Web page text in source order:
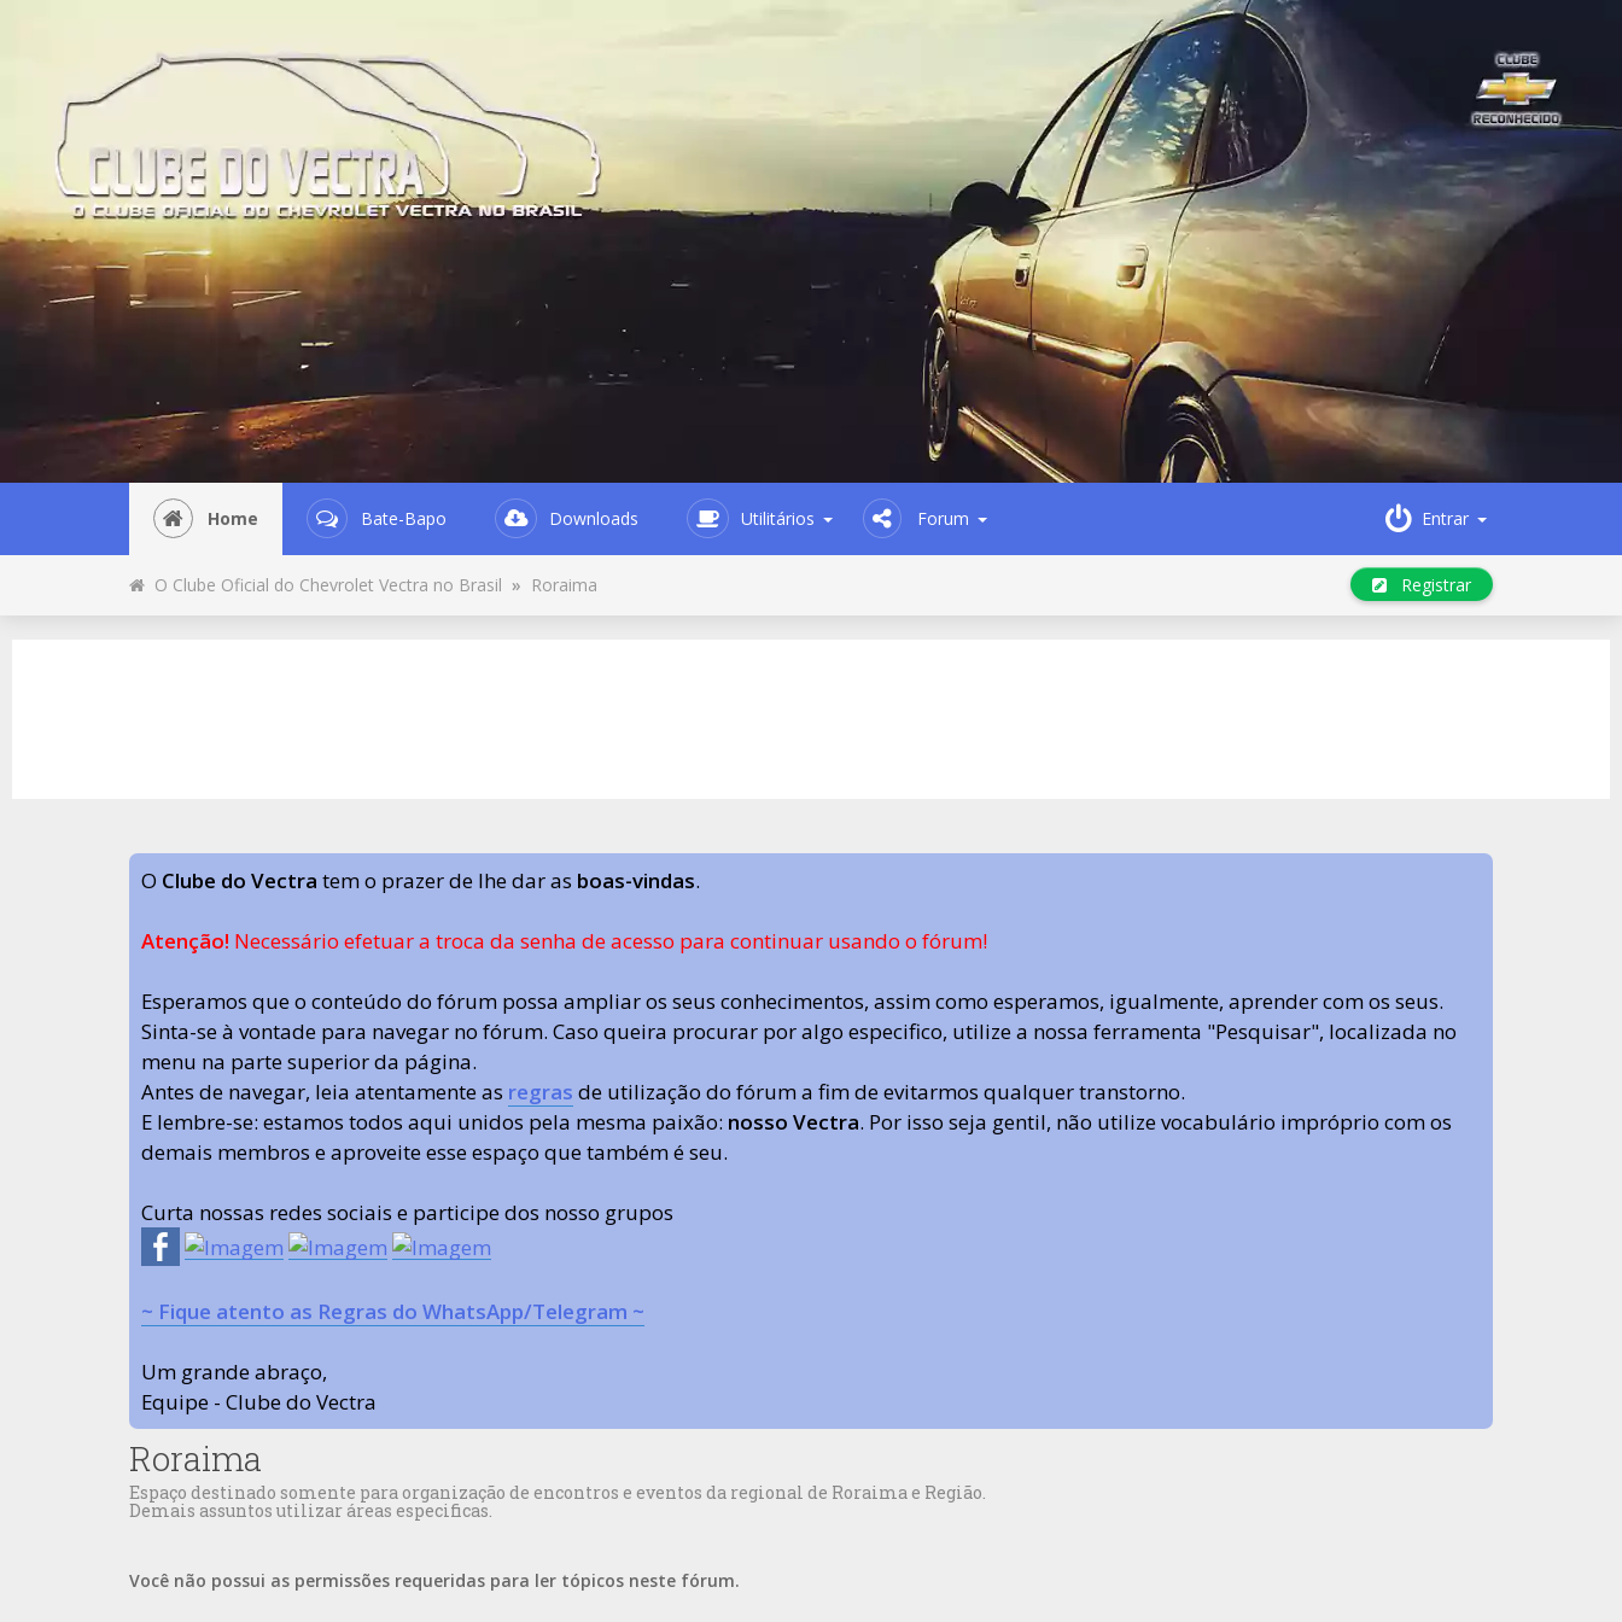
Home Bate-Bapo Downloads Utilitários Forum Entrar
O Clube Oficial do Chevrolet Vectra no Brasil » Roraima Registrar
O Clube do Vectra tem o prazer de lhe dar as boas-vindas.
Atenção! Necessário efetuar a troca da senha de acesso para continuar usando o fórum!
Esperamos que o conteúdo do fórum possa ampliar os seus conhecimentos, assim como esperamos, igualmente, aprender com os seus.
Sinta-se à vontade para navegar no fórum. Caso queira procurar por algo especifico, utilize a nossa ferramenta "Pesquisar", localizada no
menu na parte superior da página.
Antes de navegar, leia atentamente as regras de utilização do fórum a fim de evitarmos qualquer transtorno.
E lembre-se: estamos todos aqui unidos pela mesma paixão: nosso Vectra. Por isso seja gentil, não utilize vocabulário impróprio com os
demais membros e aproveite esse espaço que também é seu.
Curta nossas redes sociais e participe dos nosso grupos
~ Fique atento as Regras do WhatsApp/Telegram ~
Um grande abraço,
Equipe - Clube do Vectra
Roraima
Espaço destinado somente para organização de encontros e eventos da regional de Roraima e Região.
Demais assuntos utilizar áreas especificas.
Você não possui as permissões requeridas para ler tópicos neste fórum.